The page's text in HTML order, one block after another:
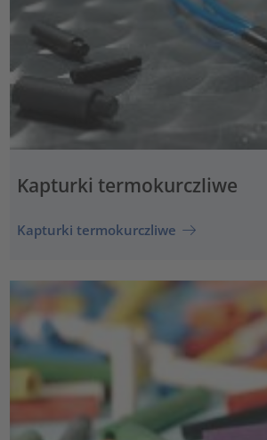
Kapturki termokurczliwe
Kapturki termokurczliwe